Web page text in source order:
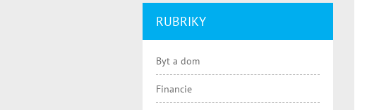
RUBRIKY
Byt a dom
Financie